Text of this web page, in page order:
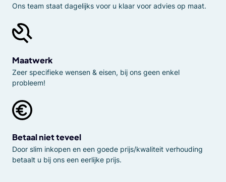
Ons team staat dagelijks voor u klaar voor advies op maat.
Maatwerk
Zeer specifieke wensen & eisen, bij ons geen enkel
probleem!
Betaal niet teveel
Door slim inkopen en een goede prijs/kwaliteit verhouding
betaalt u bij ons een eerlijke prijs.